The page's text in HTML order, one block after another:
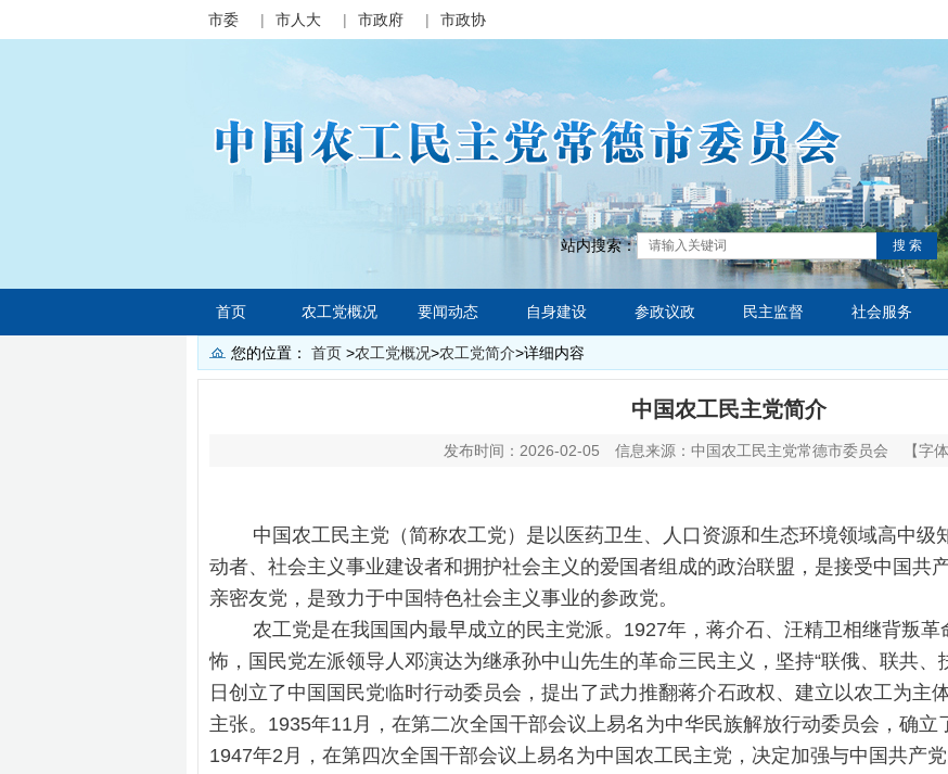
市委 | 市人大 | 市政府 | 市政协
站内搜索： 搜 索
首页 农工党概况 要闻动态 自身建设 参政议政 民主监督 社会服务
您的位置： 首页 >农工党概况>农工党简介>详细内容
中国农工民主党简介
发布时间：2026-02-05 信息来源：中国农工民主党常德市委员会 【字
中国农工民主党（简称农工党）是以医药卫生、人口资源和生态环境领域高中级
动者、社会主义事业建设者和拥护社会主义的爱国者组成的政治联盟，是接受中国共
亲密友党，是致力于中国特色社会主义事业的参政党。
农工党是在我国国内最早成立的民主党派。1927年，蒋介石、汪精卫相继背叛革
怖，国民党左派领导人邓演达为继承孙中山先生的革命三民主义，坚持“联俄、联共、
日创立了中国国民党临时行动委员会，提出了武力推翻蒋介石政权、建立以农工为主
主张。1935年11月，在第二次全国干部会议上易名为中华民族解放行动委员会，确立
1947年2月，在第四次全国干部会议上易名为中国农工民主党，决定加强与中国共产